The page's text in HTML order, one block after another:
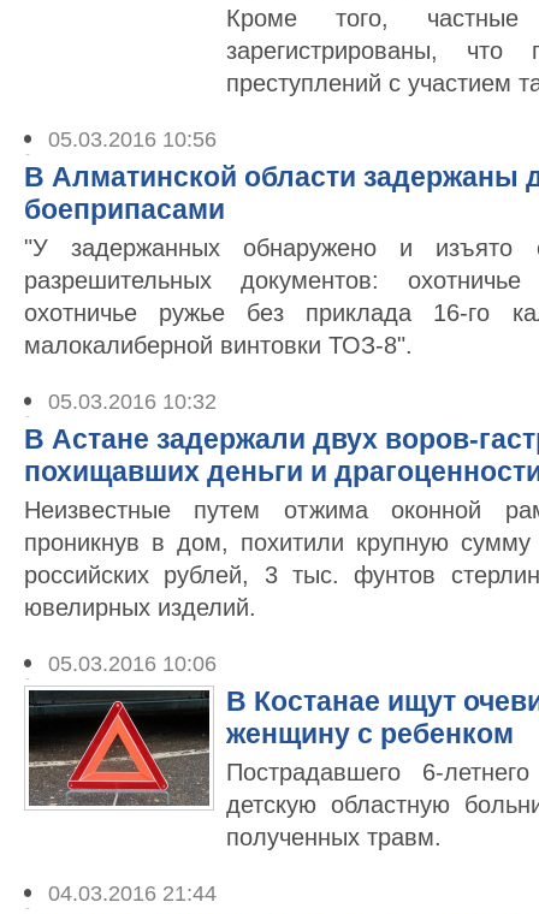
Кроме того,
зарегистрированы, что
преступлений с участием
05.03.2016 10:56
В Алматинской области задержаны
боеприпасами
"У задержанных обнаружено и
разрешительных документов:
охотничье ружье без приклада 16-го
малокалиберной винтовки ТОЗ-8".
05.03.2016 10:32
В Астане задержали двух воров-
похищавших деньги и
Неизвестные путем отжима оконной
проникнув в дом, похитили крупную
российских рублей, 3 тыс. фунтов
ювелирных изделий.
05.03.2016 10:06
В Костанае ищут
женщину с ребенком
Пострадавшего 6-
детскую областную
полученных травм.
04.03.2016 21:44